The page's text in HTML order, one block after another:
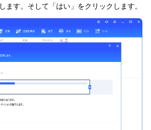
ます。そして「はい」をクリックします。